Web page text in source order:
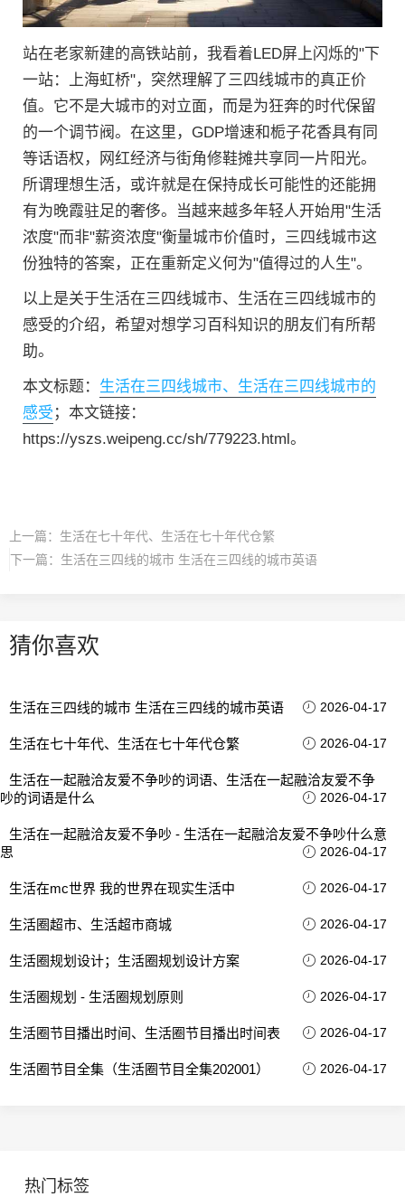
站在老家新建的高铁站前，我看着LED屏上闪烁的"下
一站：上海虹桥"，突然理解了三四线城市的真正价
值。它不是大城市的对立面，而是为狂奔的时代保留
的一个调节阀。在这里，GDP增速和栀子花香具有同
等话语权，网红经济与街角修鞋摊共享同一片阳光。
所谓理想生活，或许就是在保持成长可能性的还能拥
有为晚霞驻足的奢侈。当越来越多年轻人开始用"生活
浓度"而非"薪资浓度"衡量城市价值时，三四线城市这
份独特的答案，正在重新定义何为"值得过的人生"。
以上是关于生活在三四线城市、生活在三四线城市的
感受的介绍，希望对想学习百科知识的朋友们有所帮
助。
本文标题： 生活在三四线城市、生活在三四线城市的
感受 ；本文链接：
https://yszs.weipeng.cc/sh/779223.html。
上一篇： 生活在七十年代、生活在七十年代仓繁
下一篇： 生活在三四线的城市 生活在三四线的城市英语
猜你喜欢
生活在三四线的城市 生活在三四线的城市英语 2026-04-17
生活在七十年代、生活在七十年代仓繁 2026-04-17
生活在一起融洽友爱不争吵的词语、生活在一起融洽友爱不争
吵的词语是什么
2026-04-17
生活在一起融洽友爱不争吵 - 生活在一起融洽友爱不争吵什么意
思
2026-04-17
生活在mc世界 我的世界在现实生活中 2026-04-17
生活圈超市、生活超市商城 2026-04-17
生活圈规划设计；生活圈规划设计方案 2026-04-17
生活圈规划 - 生活圈规划原则 2026-04-17
生活圈节目播出时间、生活圈节目播出时间表 2026-04-17
生活圈节目全集（生活圈节目全集202001） 2026-04-17
热门标签